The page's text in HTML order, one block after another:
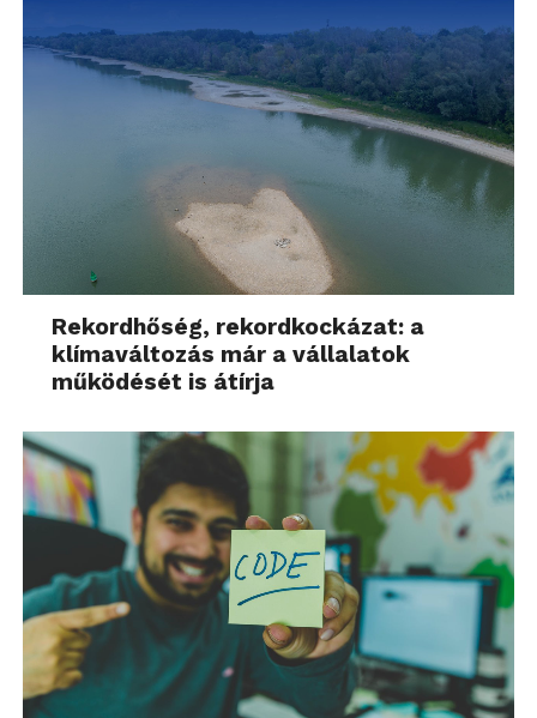
Rekordhőség, rekordkockázat: a
klímaváltozás már a vállalatok
működését is átírja